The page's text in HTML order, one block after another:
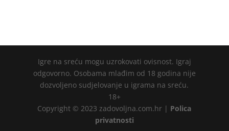
Igre na sreću mogu uzrokovati ovisnost. Igraj
odgovorno. Osobama mlađim od 18 godina nije
dozvoljeno sudjelovanje u igrama na sreću.
18+
Copyright © 2023 zadovoljna.com.hr | Polica
privatnosti